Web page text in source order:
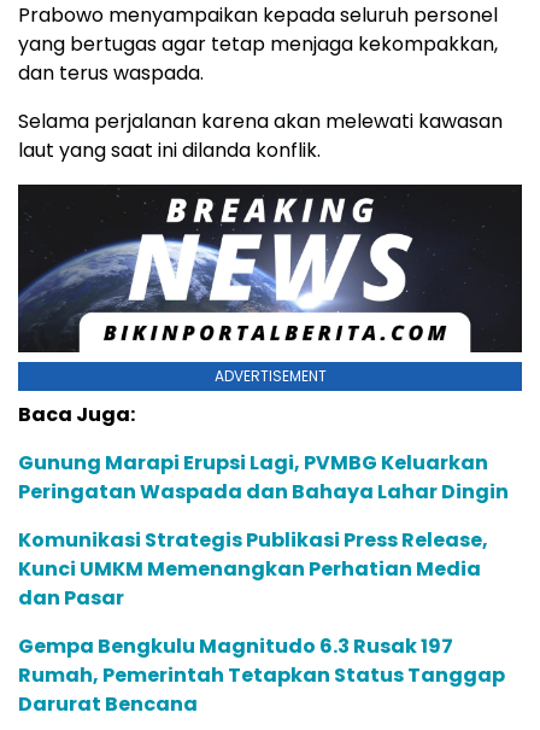
Prabowo menyampaikan kepada seluruh personel
yang bertugas agar tetap menjaga kekompakkan,
dan terus waspada.
Selama perjalanan karena akan melewati kawasan
laut yang saat ini dilanda konflik.
ADVERTISEMENT
Baca Juga:
Gunung Marapi Erupsi Lagi, PVMBG Keluarkan
Peringatan Waspada dan Bahaya Lahar Dingin
Komunikasi Strategis Publikasi Press Release,
Kunci UMKM Memenangkan Perhatian Media
dan Pasar
Gempa Bengkulu Magnitudo 6.3 Rusak 197
Rumah, Pemerintah Tetapkan Status Tanggap
Darurat Bencana